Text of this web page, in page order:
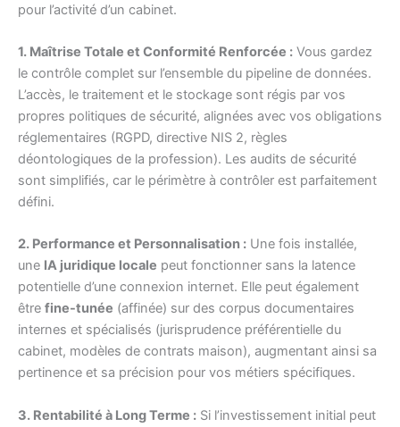
pour l’activité d’un cabinet.
1. Maîtrise Totale et Conformité Renforcée : Vous gardez
le contrôle complet sur l’ensemble du pipeline de données.
L’accès, le traitement et le stockage sont régis par vos
propres politiques de sécurité, alignées avec vos obligations
réglementaires (RGPD, directive NIS 2, règles
déontologiques de la profession). Les audits de sécurité
sont simplifiés, car le périmètre à contrôler est parfaitement
défini.
2. Performance et Personnalisation : Une fois installée,
une IA juridique locale peut fonctionner sans la latence
potentielle d’une connexion internet. Elle peut également
être fine-tunée (affinée) sur des corpus documentaires
internes et spécialisés (jurisprudence préférentielle du
cabinet, modèles de contrats maison), augmentant ainsi sa
pertinence et sa précision pour vos métiers spécifiques.
3. Rentabilité à Long Terme : Si l’investissement initial peut